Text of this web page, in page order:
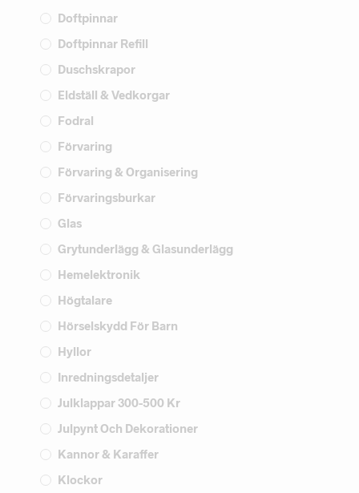
Doftpinnar
Doftpinnar Refill
Duschskrapor
Eldställ & Vedkorgar
Fodral
Förvaring
Förvaring & Organisering
Förvaringsburkar
Glas
Grytunderlägg & Glasunderlägg
Hemelektronik
Högtalare
Hörselskydd För Barn
Hyllor
Inredningsdetaljer
Julklappar 300-500 Kr
Julpynt Och Dekorationer
Kannor & Karaffer
Klockor